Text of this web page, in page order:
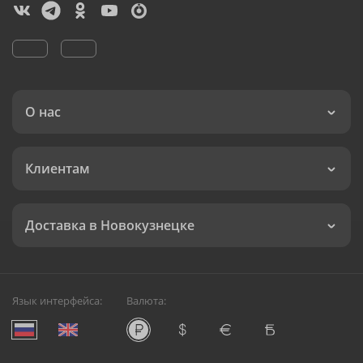
О нас
Клиентам
Доставка в Новокузнецке
Язык интерфейса: Валюта: